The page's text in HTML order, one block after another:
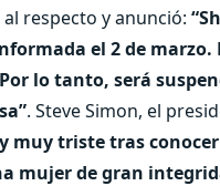
al respecto y anunció:
el 2 de
lo tanto, será
. Steve Simon, el
muy triste tras
mujer de gran